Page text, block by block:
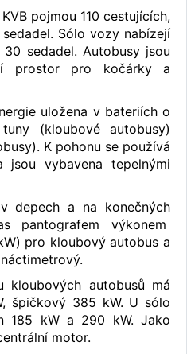
pojmou 110 cestujících,
Sólo vozy nabízejí
sedadel. Autobusy jsou
prostor pro kočárky a
uložena v bateriích o
(kloubové autobusy)
K pohonu se používá
jsou vybavena tepelnými
depech a na konečných
pantografem výkonem
pro kloubový autobus a
kloubových autobusů má
špičkový 385 kW. U sólo
185 kW a 290 kW. Jako
motor.